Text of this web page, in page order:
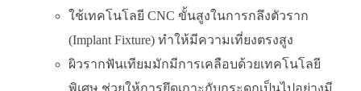
ใช้เทคโนโลยี CNC ขั้นสูงในการกลึงตัวราก
(Implant Fixture) ทำให้มีความเที่ยงตรงสูง
ผิวรากฟันเทียมมักมีการเคลือบด้วยเทคโนโลยี
พิเศษ ช่วยให้การยึดเกาะกับกระดูกเป็นไปอย่างมี